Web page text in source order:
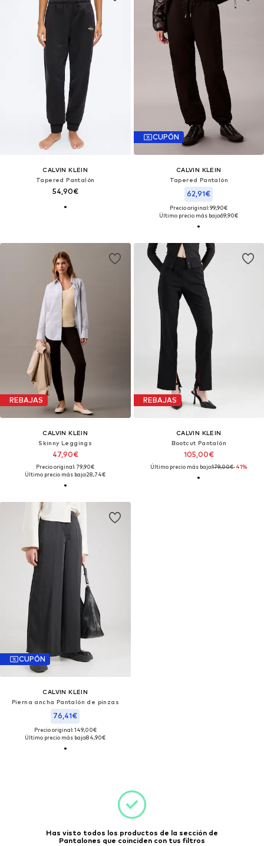
CALVIN KLEIN
Tapered Pantalón
54,90€
CUPÓN
CALVIN KLEIN
Tapered Pantalón
62,91€
Precio original: 99,90€
Último precio más bajo:69,90€
REBAJAS
CALVIN KLEIN
Skinny Leggings
47,90€
Precio original: 79,90€
Último precio más bajo:28,74€
REBAJAS
CALVIN KLEIN
Bootcut Pantalón
105,00€
Último precio más bajo:179,00€-41%
CUPÓN
CALVIN KLEIN
Pierna ancha Pantalón de pinzas
76,41€
Precio original: 149,00€
Último precio más bajo:84,90€
Has visto todos los productos de la sección de
Pantalones que coinciden con tus filtros